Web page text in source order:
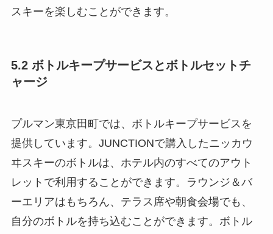
スキーを楽しむことができます。
5.2 ボトルキープサービスとボトルセットチ
ャージ
プルマン東京田町では、ボトルキープサービスを
提供しています。JUNCTIONで購入したニッカウ
ヰスキーのボトルは、ホテル内のすべてのアウト
レットで利用することができます。ラウンジ＆バ
ーエリアはもちろん、テラス席や朝食会場でも、
自分のボトルを持ち込むことができます。ボトル